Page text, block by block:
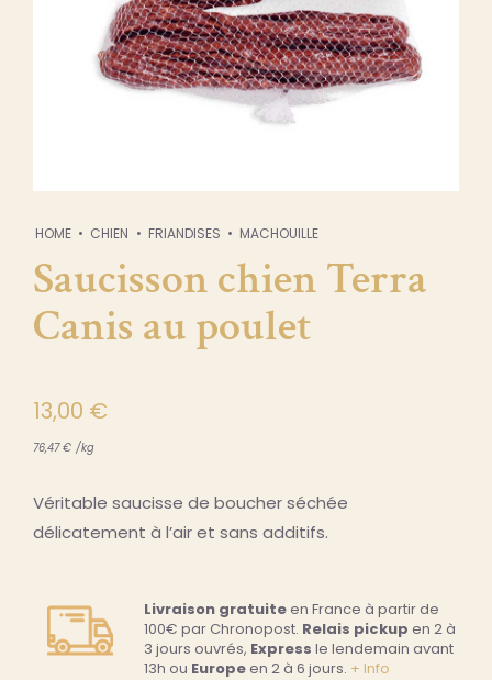
HOME CHIEN FRIANDISES MACHOUILLE
Saucisson chien Terra
Canis au poulet
13,00 €
76,47€ /kg
Véritable saucisse de boucher séchée
délicatement à l’air et sans additifs.
Livraison gratuite en France à partir de
100€ par Chronopost. Relais pickup en 2 à
3 jours ouvrés, Express le lendemain avant
13h ou Europeen 2 à 6 jours. + Info